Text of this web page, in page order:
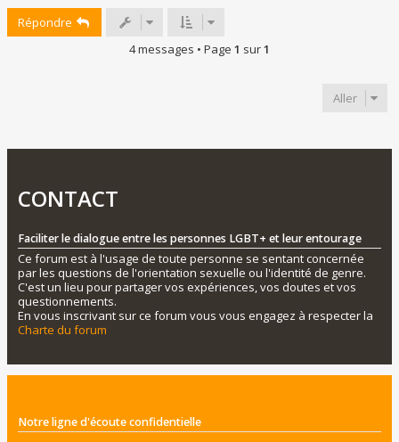
Répondre
4 messages • Page 1 sur1
Aller
CONTACT
Faciliter le dialogue entre les personnes LGBT+ et leur entourage
Ce forum est à l'usage de toute personne se sentant concernée
par les questions de l'orientation sexuelle ou l'identité de genre.
C'est un lieu pour partager vos expériences, vos doutes et vos
questionnements.
En vous inscrivant sur ce forum vous vous engagez à respecter la
Charte du forum
Notre ligne d'écoute confidentielle